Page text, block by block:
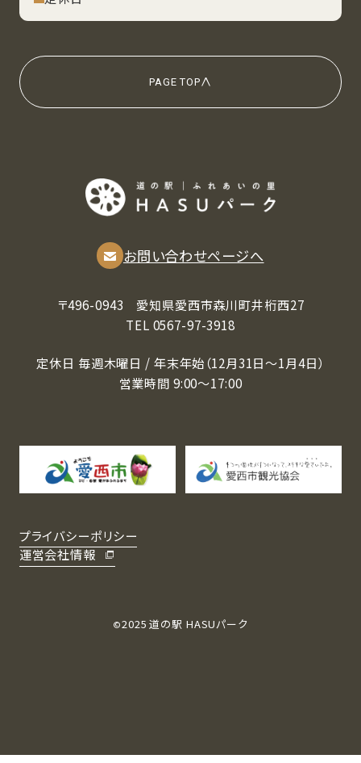
お問い合わせページへ
〒496-0943 愛知県愛⻄市森川町井桁⻄27
TEL 0567-97-3918
定休⽇ 毎週⽊曜⽇ / 年末年始（12月31日～1月4日）
営業時間 9:00〜17:00
PAGE TOP
プライバシーポリシー
運営会社情報
©2025 道の駅 HASUパーク